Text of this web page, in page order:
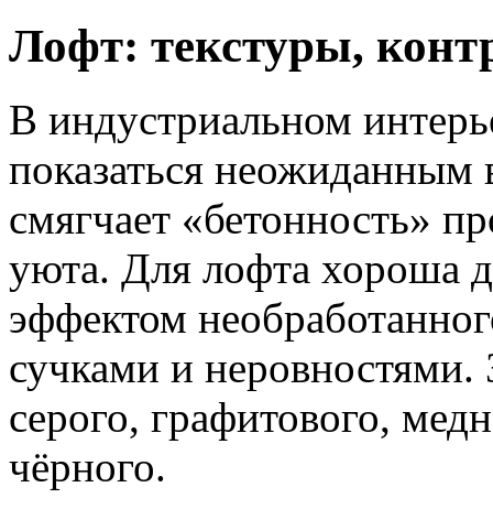
Лофт: текстуры,
В индустриальном
показаться
смягчает «бетонность»
уюта. Для лофта хороша
эффектом
сучками и неровностями.
серого, графитового,
чёрного.